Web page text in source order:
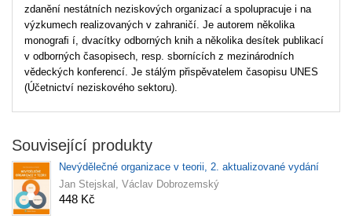
zdanění nestátních neziskových organizací a spolupracuje i na
výzkumech realizovaných v zahraničí. Je autorem několika
monograﬁ í, dvacítky odborných knih a několika desítek publikací
v odborných časopisech, resp. sbornících z mezinárodních
vědeckých konferencí. Je stálým přispěvatelem časopisu UNES
(Účetnictví neziskového sektoru).
Související produkty
Nevýdělečné organizace v teorii, 2. aktualizované vydání
Jan Stejskal, Václav Dobrozemský
448 Kč